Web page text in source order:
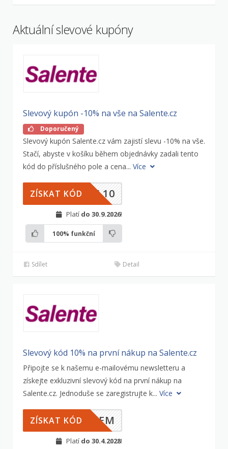
Aktuální slevové kupóny
Slevový kupón -10% na vše na Salente.cz
Doporučený
Slevový kupón Salente.cz vám zajistí slevu -10% na vše.
Stačí, abyste v košíku během objednávky zadali tento
kód do příslušného pole a cena... Více
AL10
ZÍSKAT KÓD
Platí do 30.9.2026!
100% funkční
Sdílet Detail
Slevový kód 10% na první nákup na Salente.cz
Připojte se k našemu e-mailovému newsletteru a
získejte exkluzivní slevový kód na první nákup na
Salente.cz. Jednoduše se zaregistrujte k... Více
ILEM
ZÍSKAT KÓD
Platí do 30.4.2028!